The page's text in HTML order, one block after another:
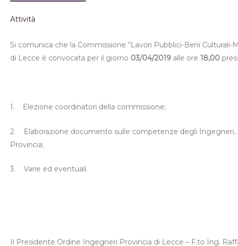
Attività
Si comunica che la Commissione “Lavori Pubblici-Beni
di Lecce è convocata per il giorno 03/04/2019 alle ore 18,00
1. Elezione coordinatori della commissione;
2.
Elaborazione documento sulle competenze degli
Provincia;
3. Varie ed eventuali.
Il Presidente Ordine Ingegneri Provincia di Lecce – F.to Ing.